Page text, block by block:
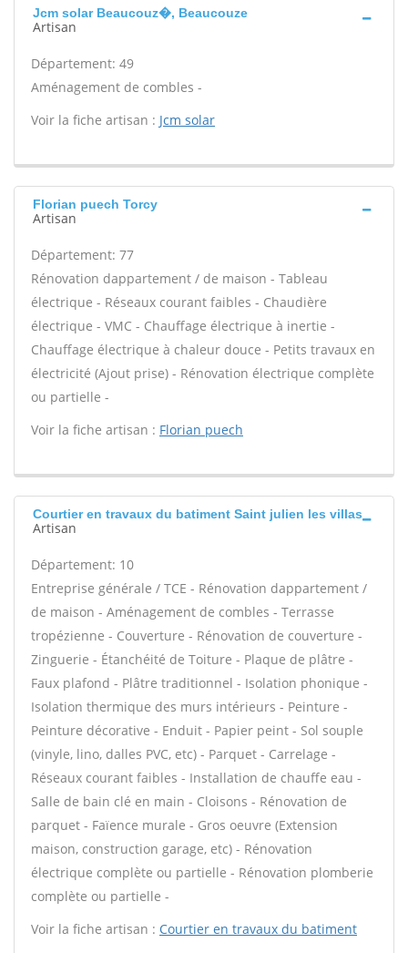
Jcm solar Beaucouz�, Beaucouze
Artisan
Département: 49
Aménagement de combles -
Voir la fiche artisan : Jcm solar
Florian puech Torcy
Artisan
Département: 77
Rénovation dappartement / de maison - Tableau
électrique - Réseaux courant faibles - Chaudière
électrique - VMC - Chauffage électrique à inertie -
Chauffage électrique à chaleur douce - Petits travaux en
électricité (Ajout prise) - Rénovation électrique complète
ou partielle -
Voir la fiche artisan : Florian puech
Courtier en travaux du batiment Saint julien les villas
Artisan
Département: 10
Entreprise générale / TCE - Rénovation dappartement /
de maison - Aménagement de combles - Terrasse
tropézienne - Couverture - Rénovation de couverture -
Zinguerie - Étanchéité de Toiture - Plaque de plâtre -
Faux plafond - Plâtre traditionnel - Isolation phonique -
Isolation thermique des murs intérieurs - Peinture -
Peinture décorative - Enduit - Papier peint - Sol souple
(vinyle, lino, dalles PVC, etc) - Parquet - Carrelage -
Réseaux courant faibles - Installation de chauffe eau -
Salle de bain clé en main - Cloisons - Rénovation de
parquet - Faïence murale - Gros oeuvre (Extension
maison, construction garage, etc) - Rénovation
électrique complète ou partielle - Rénovation plomberie
complète ou partielle -
Voir la fiche artisan : Courtier en travaux du batiment